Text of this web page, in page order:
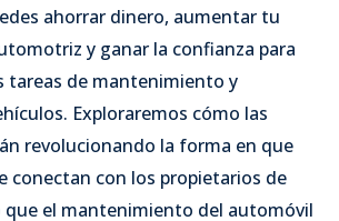
ahorrar dinero, aumentar tu
y ganar la confianza para
tareas de mantenimiento y
Exploraremos cómo las
revolucionando la forma en que
conectan con los propietarios de
que el mantenimiento del automóvil